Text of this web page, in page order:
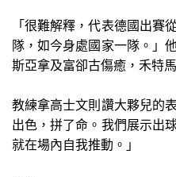
「很難解釋，代表德國出賽
隊，如今身處國家一隊。」
斯亞拿及富卻古傷癒，禾特
教練拿高士文則讚大夥兒的
出色，拼了命。我們展示出
就在場內自我推動。」